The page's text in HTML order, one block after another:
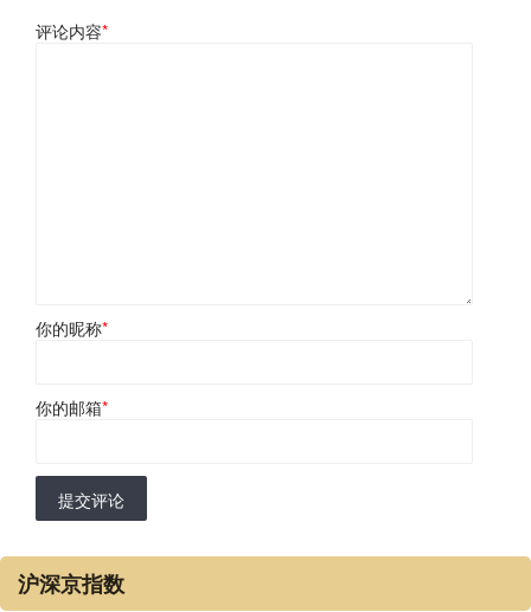
评论内容*
你的昵称*
你的邮箱*
提交评论
沪深京指数